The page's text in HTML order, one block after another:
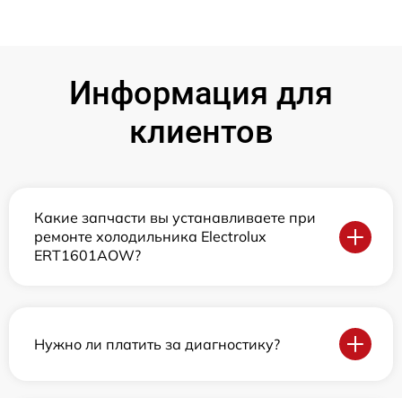
Информация для
клиентов
Какие запчасти вы устанавливаете при
ремонте холодильника Electrolux
ERT1601AOW?
Нужно ли платить за диагностику?